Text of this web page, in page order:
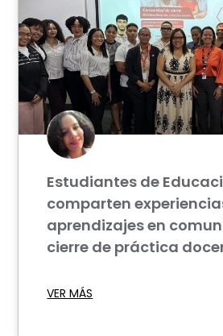
Estudiantes de
comparten
aprendizajes en
cierre de práctica
VER MÁS